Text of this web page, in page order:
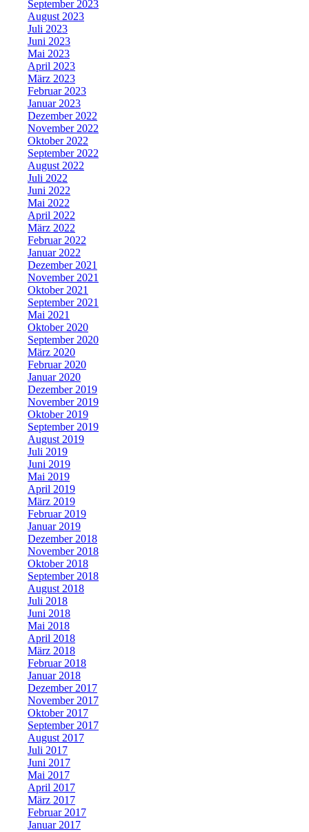
September 2023
August 2023
Juli 2023
Juni 2023
Mai 2023
April 2023
März 2023
Februar 2023
Januar 2023
Dezember 2022
November 2022
Oktober 2022
September 2022
August 2022
Juli 2022
Juni 2022
Mai 2022
April 2022
März 2022
Februar 2022
Januar 2022
Dezember 2021
November 2021
Oktober 2021
September 2021
Mai 2021
Oktober 2020
September 2020
März 2020
Februar 2020
Januar 2020
Dezember 2019
November 2019
Oktober 2019
September 2019
August 2019
Juli 2019
Juni 2019
Mai 2019
April 2019
März 2019
Februar 2019
Januar 2019
Dezember 2018
November 2018
Oktober 2018
September 2018
August 2018
Juli 2018
Juni 2018
Mai 2018
April 2018
März 2018
Februar 2018
Januar 2018
Dezember 2017
November 2017
Oktober 2017
September 2017
August 2017
Juli 2017
Juni 2017
Mai 2017
April 2017
März 2017
Februar 2017
Januar 2017